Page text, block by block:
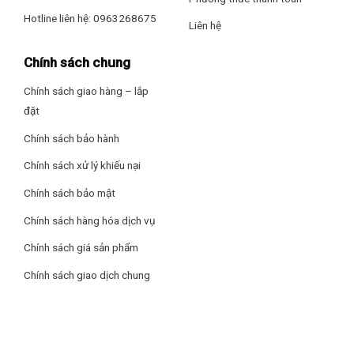
hợp với nhu cầu sử dụng nước nóng thường xuyên trong gian
bếp hiện đại.
Khả năng chống trầy xước và chống bám bẩn hiệu quả
Konox Veloci 760D được ứng dụng công nghệ Nano Ceramic
giúp tăng độ cứng bề mặt, chống trầy xước và chống mài
Hotline liên hệ: 0963268675
Liên hệ
Chính sách chung
Chính sách giao hàng – lắp
đặt
Chính sách bảo hành
Chính sách xử lý khiếu nại
Chính sách bảo mật
Chính sách hàng hóa dịch vụ
Chính sách giá sản phẩm
Chính sách giao dịch chung